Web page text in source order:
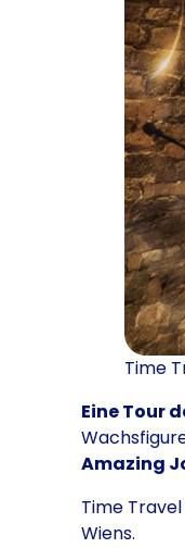
Time
Eine Tour
Amazing
Time
Wiens.